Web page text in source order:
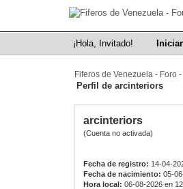
¡Hola, Invitado!
Fiferos de Venezuela - Foro
Perfil de arcinteriors
arcinteriors
(Cuenta no activada)
Fecha de registro: 14-04-
Fecha de nacimiento: 05-
Hora local: 06-08-2026 en